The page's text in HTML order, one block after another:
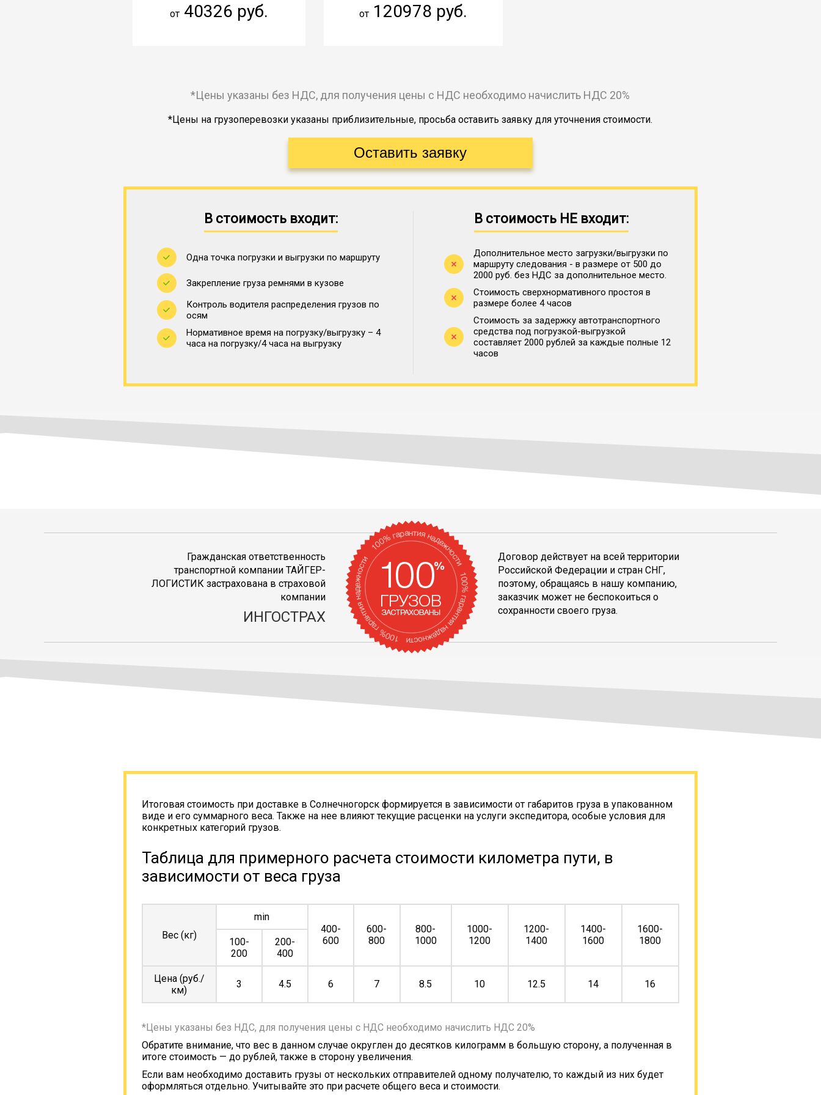
от40326 руб. от 120978 руб.
*Цены указаны без НДС, для получения цены с НДС необходимо начислить НДС 20%
*Цены на грузоперевозки указаны приблизительные, просьба оставить заявку для уточнения стоимости.
В стоимость входит:
Одна точка погрузки и выгрузки по маршруту
Закрепление груза ремнями в кузове
Контроль водителя распределения грузов по
осям
Нормативное время на погрузку/выгрузку – 4
часа на погрузку/4 часа на выгрузку
В стоимость НЕ входит:
Дополнительное место загрузки/выгрузки по
маршруту следования - в размере от 500 до
2000 руб. без НДС за дополнительное место.
Стоимость сверхнормативного простоя в
размере более 4 часов
Стоимость за задержку автотранспортного
средства под погрузкой-выгрузкой
составляет 2000 рублей за каждые полные 12
часов
Гражданская ответственность
транспортной компании ТАЙГЕР-
ЛОГИСТИК застрахована в страховой
компании
ИНГОСТРАХ
Договор действует на всей территории
Российской Федерации и стран СНГ,
поэтому, обращаясь в нашу компанию,
заказчик может не беспокоиться о
сохранности своего груза.
Итоговая стоимость при доставке в Солнечногорск формируется в зависимости от габаритов груза в упакованном
виде и его суммарного веса. Также на нее влияют текущие расценки на услуги экспедитора, особые условия для
конкретных категорий грузов.
Таблица для примерного расчета стоимости километра пути, в
зависимости от веса груза
Вес (кг)
min
400-
600
600-
800
800-
1000
1000-
1200
1200-
1400
1400-
1600
1600-
1800
100-
200
200-
400
Цена (руб./
км)
3 4.5 6 7 8.5 10 12.5 14 16
*Цены указаны без НДС, для получения цены с НДС необходимо начислить НДС 20%
Обратите внимание, что вес в данном случае округлен до десятков килограмм в большую сторону, а полученная в
итоге стоимость — до рублей, также в сторону увеличения.
Если вам необходимо доставить грузы от нескольких отправителей одному получателю, то каждый из них будет
оформляться отдельно. Учитывайте это при расчете общего веса и стоимости.